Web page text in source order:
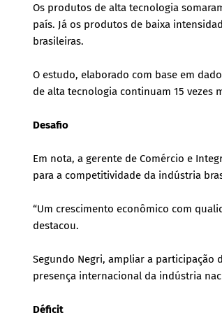
Os produtos de alta tecnologia
país. Já os produtos de baixa
brasileiras.
O estudo, elaborado com base em
de alta tecnologia continuam 15 vezes
Desafio
Em nota, a gerente de Comércio e
para a competitividade da indústria
“Um crescimento econômico com
destacou.
Segundo Negri, ampliar a participação
presença internacional da indústria
Déficit